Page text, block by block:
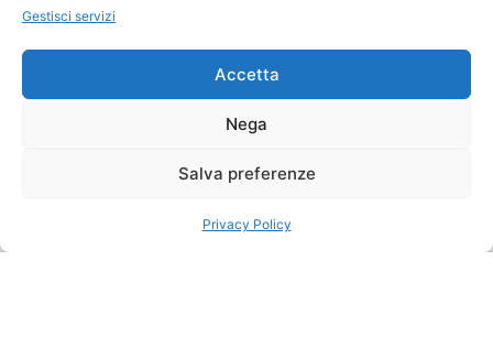
Gestisci servizi
Accetta
Nega
Salva preferenze
Privacy Policy